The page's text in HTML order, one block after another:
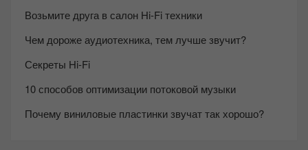
Возьмите друга в салон Hi-Fi техники
Чем дороже аудиотехника, тем лучше звучит?
Секреты Hi-Fi
10 способов оптимизации потоковой музыки
Почему виниловые пластинки звучат так хорошо?